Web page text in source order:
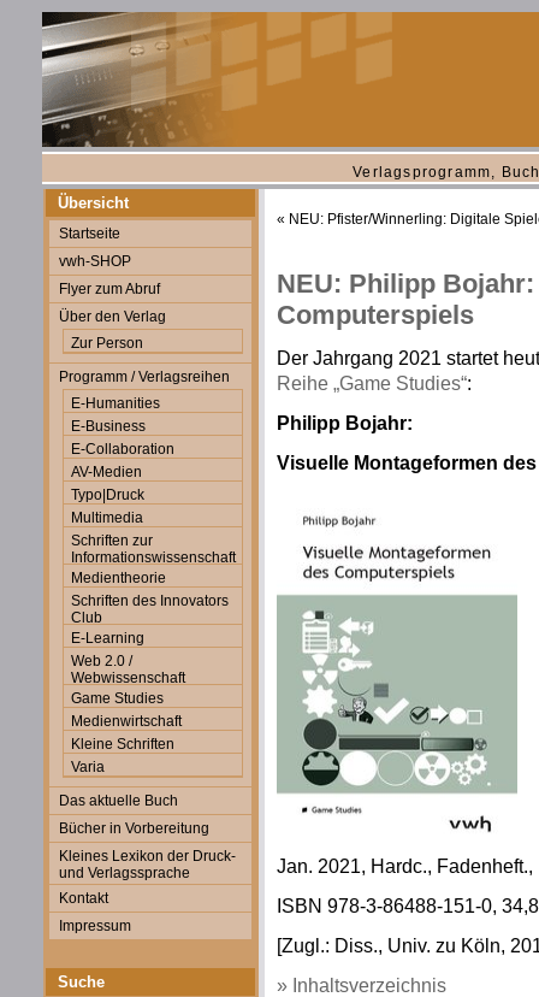
Verlagsprogramm,
Übersicht
Startseite
vwh-SHOP
Flyer zum Abruf
Über den Verlag
Zur Person
Programm / Verlagsreihen
E-Humanities
E-Business
E-Collaboration
AV-Medien
Typo|Druck
Multimedia
Schriften zur
Informationswissenschaft
Medientheorie
Schriften des Innovators
Club
E-Learning
Web 2.0 /
Webwissenschaft
Game Studies
Medienwirtschaft
Kleine Schriften
Varia
Das aktuelle Buch
Bücher in Vorbereitung
Kleines Lexikon der Druck-
und Verlagssprache
Kontakt
Impressum
Suche
« NEU: Pfister/Winnerling: Digitale
NEU: Philipp
Computerspiels
Der Jahrgang 2021 startet
Reihe „Game Studies“:
Philipp Bojahr:
Visuelle Montageformen
Jan. 2021, Hardc.,
ISBN 978-3-86488-151-0,
[Zugl.: Diss., Univ. zu Köln,
» Inhaltsverzeichnis